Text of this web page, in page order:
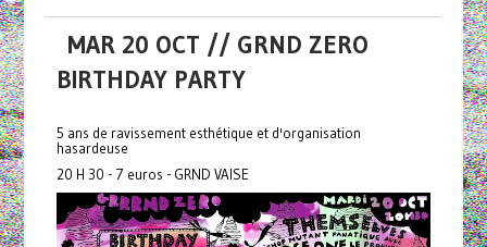
MAR 20 OCT // GRND ZERO
BIRTHDAY PARTY
5 ans de ravissement esthétique et d'organisation
hasardeuse
20 H 30 - 7 euros - GRND VAISE